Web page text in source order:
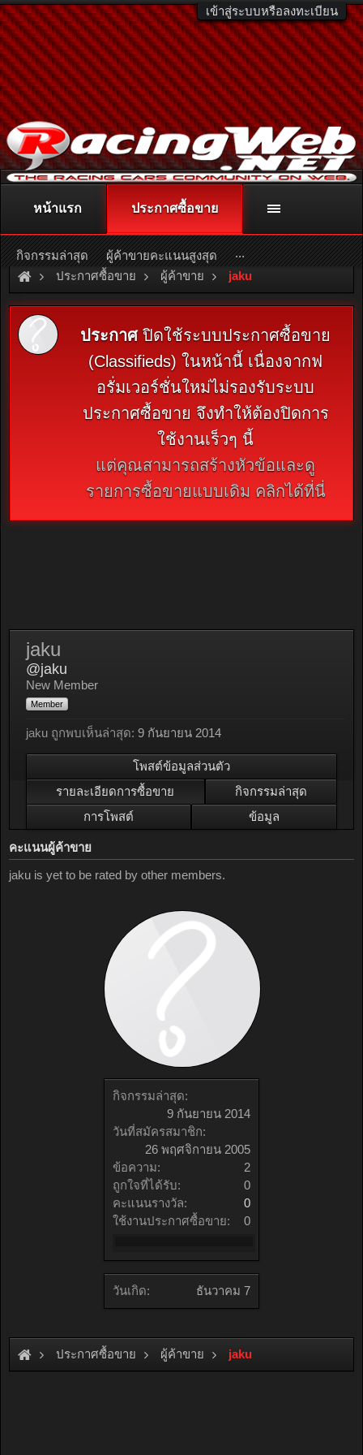
เข้าสู่ระบบหรือลงทะเบียน
ติดต่อลงโฆษณา racingweb@gmail.com
หรือโทร. 081-811-1138
หรืออ่านรายละเอียดเพิ่มเติม คลิกที่นี่
ประกาศซื้อขาย ผู้ค้าขาย jaku
ประกาศปิดใช้ระบบประกาศซื้อขาย
(Classifieds) ในหน้านี้ เนื่องจากฟ
อรั่มเวอร์ชั่นใหม่ไม่รองรับระบบ
ประกาศซื้อขาย จึงทำให้ต้องปิดการ
ใช้งานเร็วๆ นี้
แต่คุณสามารถสร้างหัวข้อและดู
รายการซื้อขายแบบเดิม คลิกได้ที่นี่
กิจกรรมล่าสุด:
9 กันยายน 2014
วันที่สมัครสมาชิก:
26 พฤศจิกายน 2005
ข้อความ:
2
ถูกใจที่ได้รับ:
0
คะแนนรางวัล:
0
ใช้งานประกาศซื้อขาย:
0
วันเกิด: ธันวาคม 7
jaku
@jaku
New Member
Member
jaku ถูกพบเห็นล่าสุด: 9 กันยายน 2014
โพสต์ข้อมูลส่วนตัว
รายละเอียดการซื้อขาย
กิจกรรมล่าสุด
การโพสต์
ข้อมูล
คะแนนผู้ค้าขาย
jaku is yet to be rated by other members.
ประกาศซื้อขาย ผู้ค้าขาย jaku
หน้าแรก ประกาศซื้อขาย
กิจกรรมล่าสุด ผู้ค้าขายคะแนนสูงสุด ...